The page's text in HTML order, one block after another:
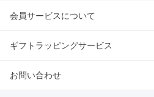
会員サービスについて
ギフトラッピングサービス
お問い合わせ